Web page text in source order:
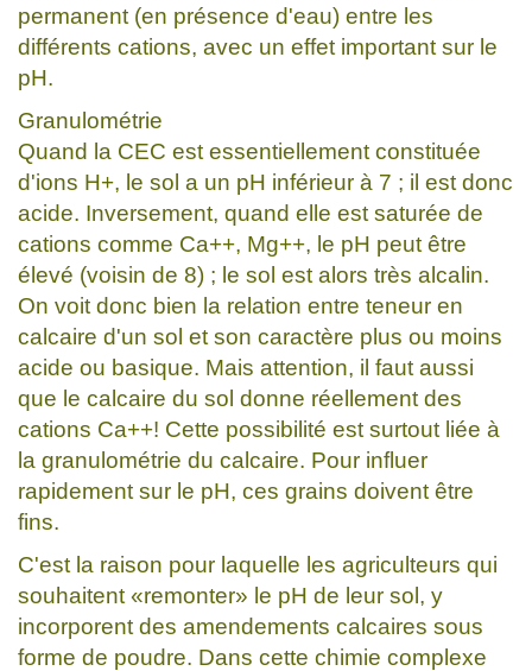
permanent (en présence d'eau) entre les
différents cations, avec un effet important sur le
pH.
Granulométrie
Quand la CEC est essentiellement constituée
d'ions H+, le sol a un pH inférieur à 7 ; il est donc
acide. Inversement, quand elle est saturée de
cations comme Ca++, Mg++, le pH peut être
élevé (voisin de 8) ; le sol est alors très alcalin.
On voit donc bien la relation entre teneur en
calcaire d'un sol et son caractère plus ou moins
acide ou basique. Mais attention, il faut aussi
que le calcaire du sol donne réellement des
cations Ca++! Cette possibilité est surtout liée à
la granulométrie du calcaire. Pour influer
rapidement sur le pH, ces grains doivent être
fins.
C'est la raison pour laquelle les agriculteurs qui
souhaitent «remonter» le pH de leur sol, y
incorporent des amendements calcaires sous
forme de poudre. Dans cette chimie complexe